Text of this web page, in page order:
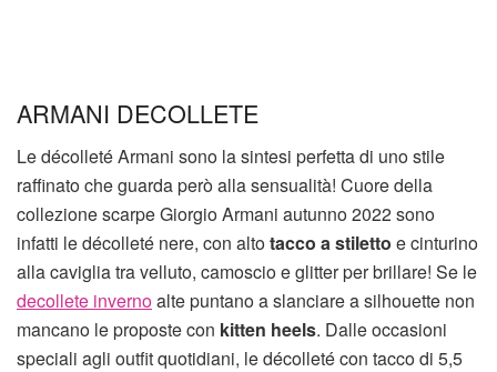
ARMANI DECOLLETE
Le décolleté Armani sono la sintesi perfetta di uno stile
raffinato che guarda però alla sensualità! Cuore della
collezione scarpe Giorgio Armani autunno 2022 sono
infatti le décolleté nere, con altotacco a stiletto e cinturino
alla caviglia tra velluto, camoscio e glitter per brillare! Se le
decollete invernoalte puntano a slanciare a silhouette non
mancano le proposte con kitten heels. Dalle occasioni
speciali agli outfit quotidiani, le décolleté con tacco di 5,5